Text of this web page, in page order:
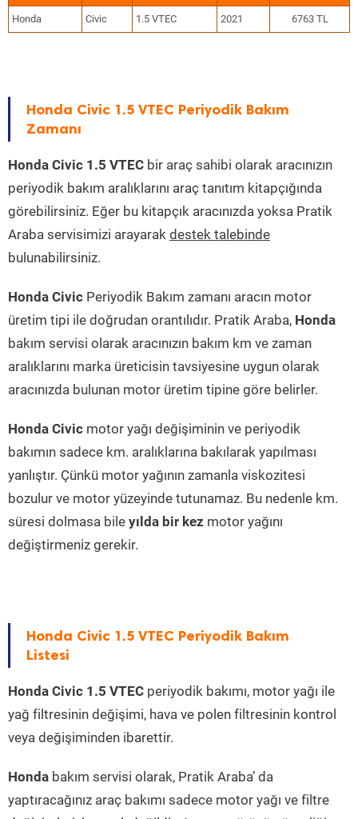
Honda Civic 1.5 VTEC 2021 6763 TL
Honda Civic 1.5 VTEC Periyodik Bakım
Zamanı
Honda Civic 1.5 VTEC bir araç sahibi olarak aracınızın
periyodik bakım aralıklarını araç tanıtım kitapçığında
görebilirsiniz. Eğer bu kitapçık aracınızda yoksa Pratik
Araba servisimizi arayarak destek talebinde
bulunabilirsiniz.
Honda Civic Periyodik Bakım zamanı aracın motor
üretim tipi ile doğrudan orantılıdır. Pratik Araba, Honda
bakım servisi olarak aracınızın bakım km ve zaman
aralıklarını marka üreticisin tavsiyesine uygun olarak
aracınızda bulunan motor üretim tipine göre belirler.
Honda Civic motor yağı değişiminin ve periyodik
bakımın sadece km. aralıklarına bakılarak yapılması
yanlıştır. Çünkü motor yağının zamanla viskozitesi
bozulur ve motor yüzeyinde tutunamaz. Bu nedenle km.
süresi dolmasa bile yılda bir kez motor yağını
değiştirmeniz gerekir.
Honda Civic 1.5 VTEC Periyodik Bakım
Listesi
Honda Civic 1.5 VTEC periyodik bakımı, motor yağı ile
yağ filtresinin değişimi, hava ve polen filtresinin kontrol
veya değişiminden ibarettir.
Honda bakım servisi olarak, Pratik Araba’ da
yaptıracağınız araç bakımı sadece motor yağı ve filtre